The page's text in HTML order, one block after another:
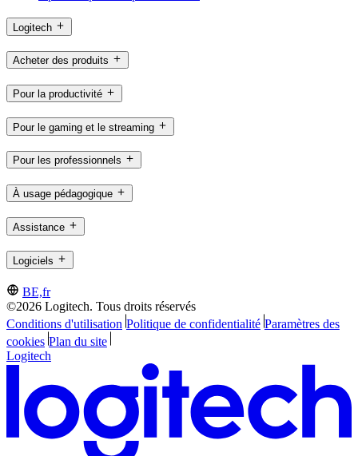
Logitech
Acheter des produits
Pour la productivité
Pour le gaming et le streaming
Pour les professionnels
À usage pédagogique
Assistance
Logiciels
BE,fr
©2026 Logitech. Tous droits réservés
Conditions d'utilisation Politique de confidentialité Paramètres des
cookies Plan du site
Logitech